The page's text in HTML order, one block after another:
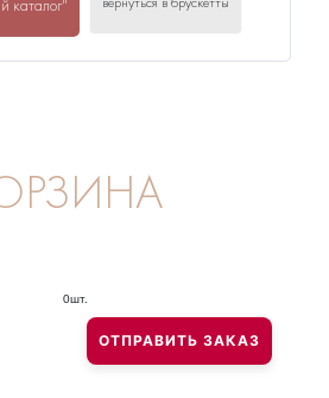
каталог"
0шт.
ОТПРАВИТЬ ЗАКАЗ